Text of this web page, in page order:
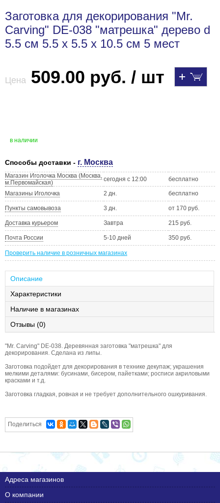
Заготовка для декорирования "Mr.
Carving" DE-038 "матрешка" дерево d
5.5 см 5.5 х 5.5 х 10.5 см 5 мест
Цена 509.00 руб. / шт
в наличии
Способы доставки - г. Москва
Магазин Иголочка Москва (Москва,
м.Первомайская)
сегодня с 12:00 бесплатно
Магазины Иголочка 2 дн. бесплатно
Пункты самовывоза 3 дн. от 170 руб.
Доставка курьером Завтра 215 руб.
Почта России 5-10 дней 350 руб.
Проверить наличие в розничных магазинах
Описание
Характеристики
Наличие в магазинах
Отзывы (0)
"Mr. Carving" DE-038. Деревянная заготовка "матрешка" для
декорирования. Сделана из липы.
Заготовка подойдет для декорирования в технике декупаж; украшения
мелкими деталями: бусинами, бисером, пайетками; росписи акриловыми
красками и т.д.
Заготовка гладкая, ровная и не требует дополнительного ошкуривания.
Поделиться
Адреса магазинов
О компании